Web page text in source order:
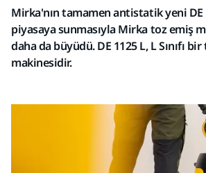
Mirka'nın tamamen antistatik yeni
piyasaya sunmasıyla Mirka toz emiş
daha da büyüdü. DE 1125 L, L Sınıfı
makinesidir.